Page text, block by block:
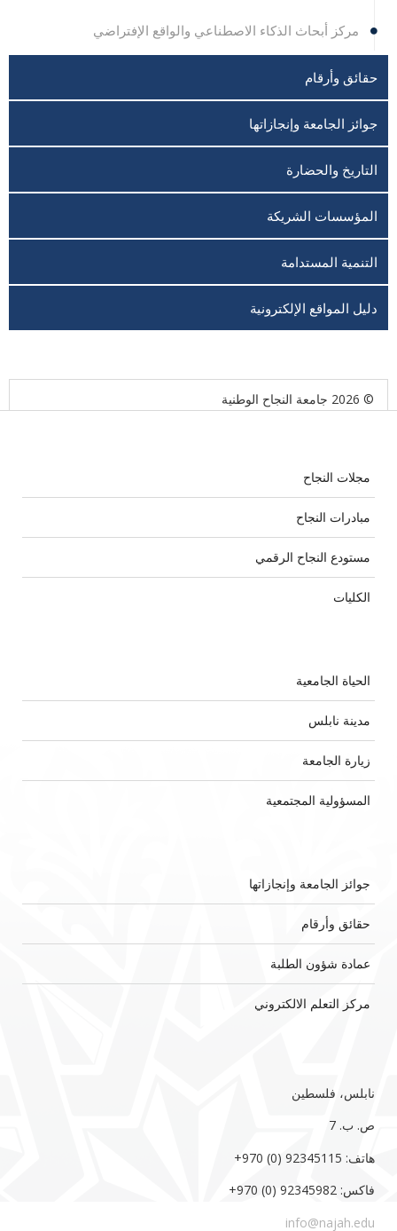
مركز أبحاث الذكاء الاصطناعي والواقع الإفتراضي
حقائق وأرقام
جوائز الجامعة وإنجازاتها
التاريخ والحضارة
المؤسسات الشريكة
التنمية المستدامة
دليل المواقع الإلكترونية
© 2026 جامعة النجاح الوطنية
مجلات النجاح
مبادرات النجاح
مستودع النجاح الرقمي
الكليات
الحياة الجامعية
مدينة نابلس
زيارة الجامعة
المسؤولية المجتمعية
جوائز الجامعة وإنجازاتها
حقائق وأرقام
عمادة شؤون الطلبة
مركز التعلم الالكتروني
نابلس، فلسطين
ص. ب. 7‏
هاتف: 92345115 (0) 970‏‎+‎
فاكس: 92345982 (0) 970‏‎+‎
info@najah.edu